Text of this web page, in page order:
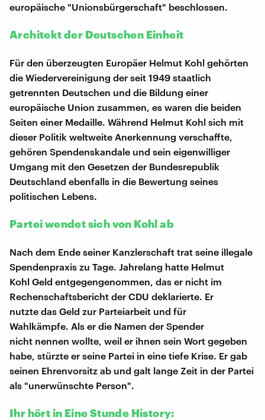
europäische "Unionsbürgerschaft" beschlossen.
Architekt der Deutschen Einheit
Für den überzeugten Europäer Helmut Kohl gehörten
die Wiedervereinigung der seit 1949 staatlich
getrennten Deutschen und die Bildung einer
europäische Union zusammen, es waren die beiden
Seiten einer Medaille. Während Helmut Kohl sich mit
dieser Politik weltweite Anerkennung verschaffte,
gehören Spendenskandale und sein eigenwilliger
Umgang mit den Gesetzen der Bundesrepublik
Deutschland ebenfalls in die Bewertung seines
politischen Lebens.
Partei wendet sich von Kohl ab
Nach dem Ende seiner Kanzlerschaft trat seine illegale
Spendenpraxis zu Tage. Jahrelang hatte Helmut
Kohl Geld entgegengenommen, das er nicht im
Rechenschaftsbericht der CDU deklarierte. Er
nutzte das Geld zur Parteiarbeit und für
Wahlkämpfe. Als er die Namen der Spender
nicht nennen wollte, weil er ihnen sein Wort gegeben
habe, stürzte er seine Partei in eine tiefe Krise. Er gab
seinen Ehrenvorsitz ab und galt lange Zeit in der Partei
als "unerwünschte Person".
Ihr hört in Eine Stunde History: